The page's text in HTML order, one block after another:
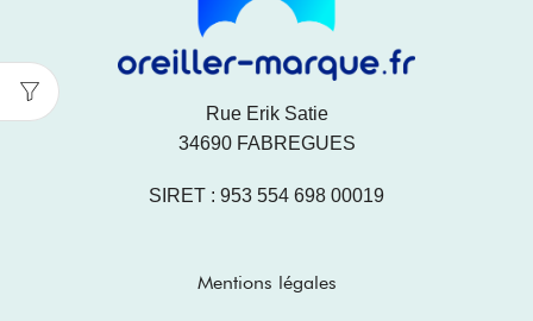
Rue Erik Satie
34690 FABREGUES
SIRET : 953 554 698 00019
Mentions légales